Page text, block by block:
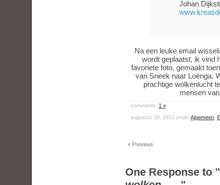
Johan
Na een leuke email
wordt geplaatst, ik vind
favoriete foto, gemaakt
van Sneek naar Loënga.
prachtige wolkenlucht
mensen
comments: 1 »
augustus 28, 2012 underAlgemeen
« Previous
One Response to "